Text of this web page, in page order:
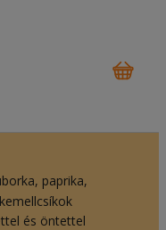
paprika
és öntettel